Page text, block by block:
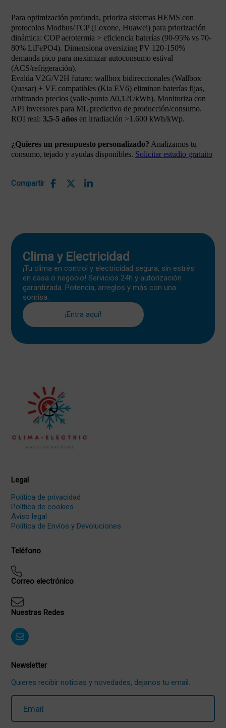
Para optimización profunda, prioriza sistemas HEMS con
protocolos Modbus/TCP (Loxone, Huawei) para priorización
dinámica: COP aerotermia > eficiencia baterías (90-95% vs 70-
80% LiFePO4). Dimensiona oversizing PV 120-150%
demanda pico para maximizar autoconsumo estival
(ACS/refrigeración).
Evalúa V2G/V2H futuro: wallbox bidireccionales (Wallbox
Quasar) + VE compatibles (Kia EV6) eliminan baterías fijas,
arbitrando precios (valle-punta Δ0,12€/kWh). Monitoriza con
API inversores para ML predictivo de producción/consumo.
ROI real: 3,5-5 años en irradiación >1.600 kWh/kWp.
¿Quieres un presupuesto personalizado? Analizamos tu
consumo, tejado y ayudas disponibles. Solicitar estudio gratuito
Compartir
Clima y Electricidad
¡Tu clima en control y electricidad segura, sin estrés
en casa o negocio! Servicios 24h y autorización
garantizada. Potencia, arreglos y más con una
sonrisa.
¡Entra aquí!
Legal
Política de privacidad
Política de cookies
Aviso legal
Política de Envíos y Devoluciones
Teléfono
Correo electrónico
Nuestras Redes
Newsletter
Quieres recibir noticias y novedades, dejanos tu email.